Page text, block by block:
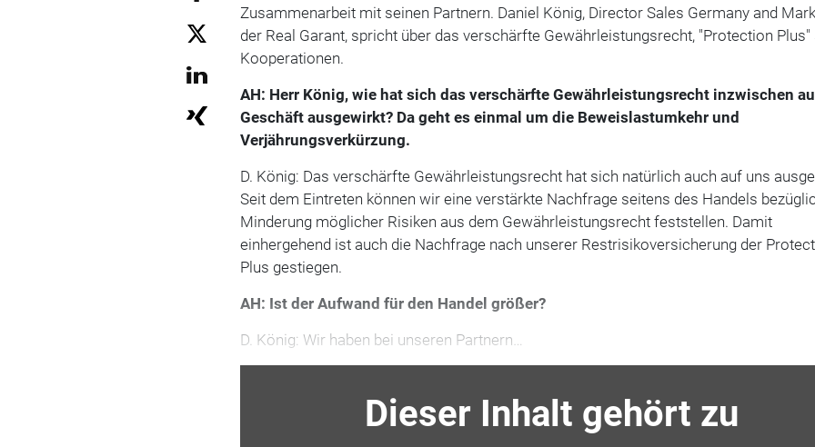
Zusammenarbeit mit seinen Partnern. Daniel König, Director Sales Germany and
der Real Garant, spricht über das verschärfte Gewährleistungsrecht, "Protection
Kooperationen.
AH: Herr König, wie hat sich das verschärfte Gewährleistungsrecht inzwischen
Geschäft ausgewirkt? Da geht es einmal um die Beweislastumkehr und
Verjährungsverkürzung.
D. König: Das verschärfte Gewährleistungsrecht hat sich natürlich auch auf uns
Seit dem Eintreten können wir eine verstärkte Nachfrage seitens des Handels
Minderung möglicher Risiken aus dem Gewährleistungsrecht feststellen. Damit
einhergehend ist auch die Nachfrage nach unserer Restrisikoversicherung der
Plus gestiegen.
AH: Ist der Aufwand für den Handel größer?
D. König: Wir haben bei unseren Partnern…
Dieser Inhalt gehört zu